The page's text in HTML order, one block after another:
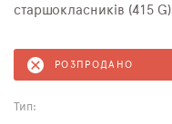
старшокласників (415 G)
РОЗПРОДАНО
Тип: